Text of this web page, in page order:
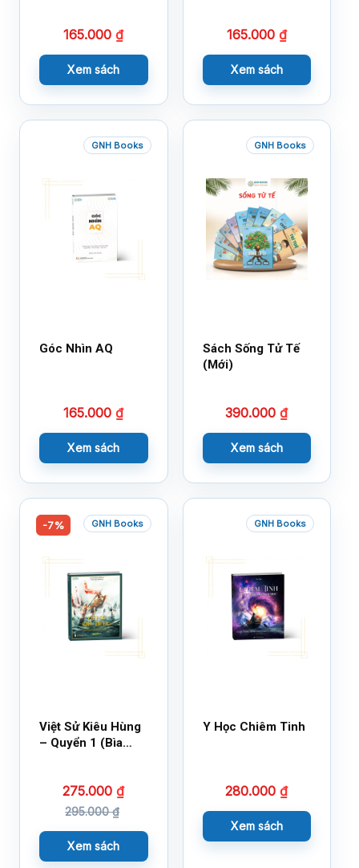
165.000₫
Xem sách
165.000 ₫
Xem sách
GNH Books
Góc Nhìn AQ
165.000₫
Xem sách
GNH Books
Sách Sống Tử Tế
(Mới)
390.000₫
Xem sách
-7% GNH Books
Việt Sử Kiêu Hùng
– Quyển 1 (Bìa
275.000₫
295.000₫
Xem sách
GNH Books
Y Học Chiêm Tinh
280.000₫
Xem sách